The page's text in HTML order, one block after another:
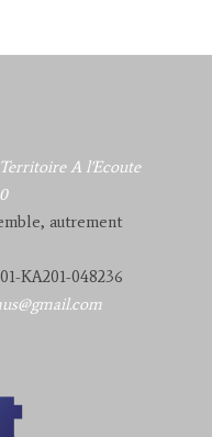
A l'Ecoute
autrement
KA201-048236